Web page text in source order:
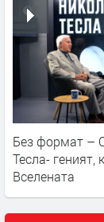
taylor swift -
Без формат –
Тесла- геният,
Вселената